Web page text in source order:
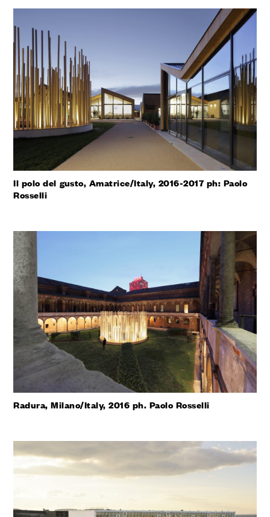
Il polo del gusto, Amatrice/Italy, 2016-2017 ph: Paolo
Rosselli
Radura, Milano/Italy, 2016 ph. Paolo Rosselli